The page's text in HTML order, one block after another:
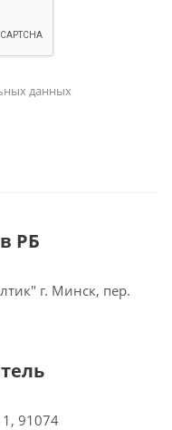
данных
РБ
г. Минск, пер.
1, 91074